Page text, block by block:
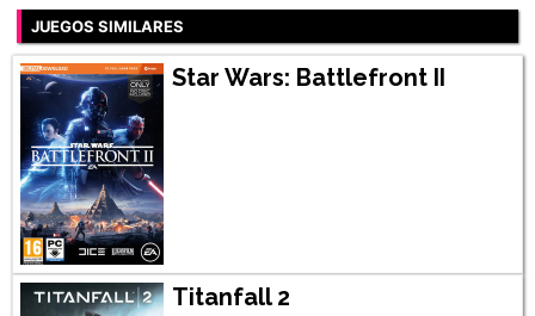
JUEGOS SIMILARES
Star Wars: Battlefront II
Titanfall 2